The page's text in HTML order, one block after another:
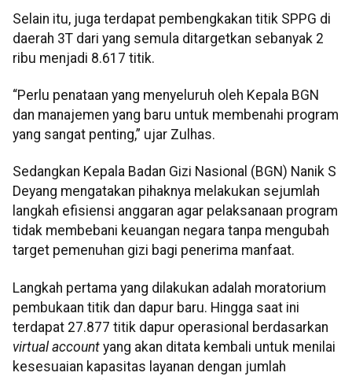
Selain itu, juga terdapat pembengkakan titik SPPG di
daerah 3T dari yang semula ditargetkan sebanyak 2
ribu menjadi 8.617 titik.
“Perlu penataan yang menyeluruh oleh Kepala BGN
dan manajemen yang baru untuk membenahi program
yang sangat penting,” ujar Zulhas.
Sedangkan Kepala Badan Gizi Nasional (BGN) Nanik S
Deyang mengatakan pihaknya melakukan sejumlah
langkah efisiensi anggaran agar pelaksanaan program
tidak membebani keuangan negara tanpa mengubah
target pemenuhan gizi bagi penerima manfaat.
Langkah pertama yang dilakukan adalah moratorium
pembukaan titik dan dapur baru. Hingga saat ini
terdapat 27.877 titik dapur operasional berdasarkan
virtual account yang akan ditata kembali untuk menilai
kesesuaian kapasitas layanan dengan jumlah